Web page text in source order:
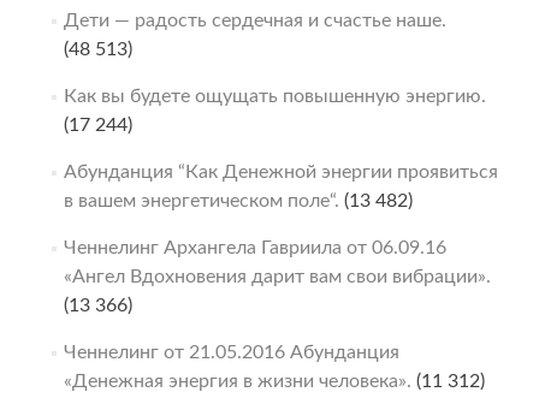
Дети — радость сердечная и счастье наше.
(48 513)
Как вы будете ощущать повышенную энергию.
(17 244)
Абунданция “Как Денежной энергии проявиться
в вашем энергетическом поле“. (13 482)
Ченнелинг Архангела Гавриила от 06.09.16
«Ангел Вдохновения дарит вам свои вибрации».
(13 366)
Ченнелинг от 21.05.2016 Абунданция
«Денежная энергия в жизни человека». (11 312)